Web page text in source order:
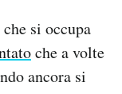
si occupa
che a volte
ancora si